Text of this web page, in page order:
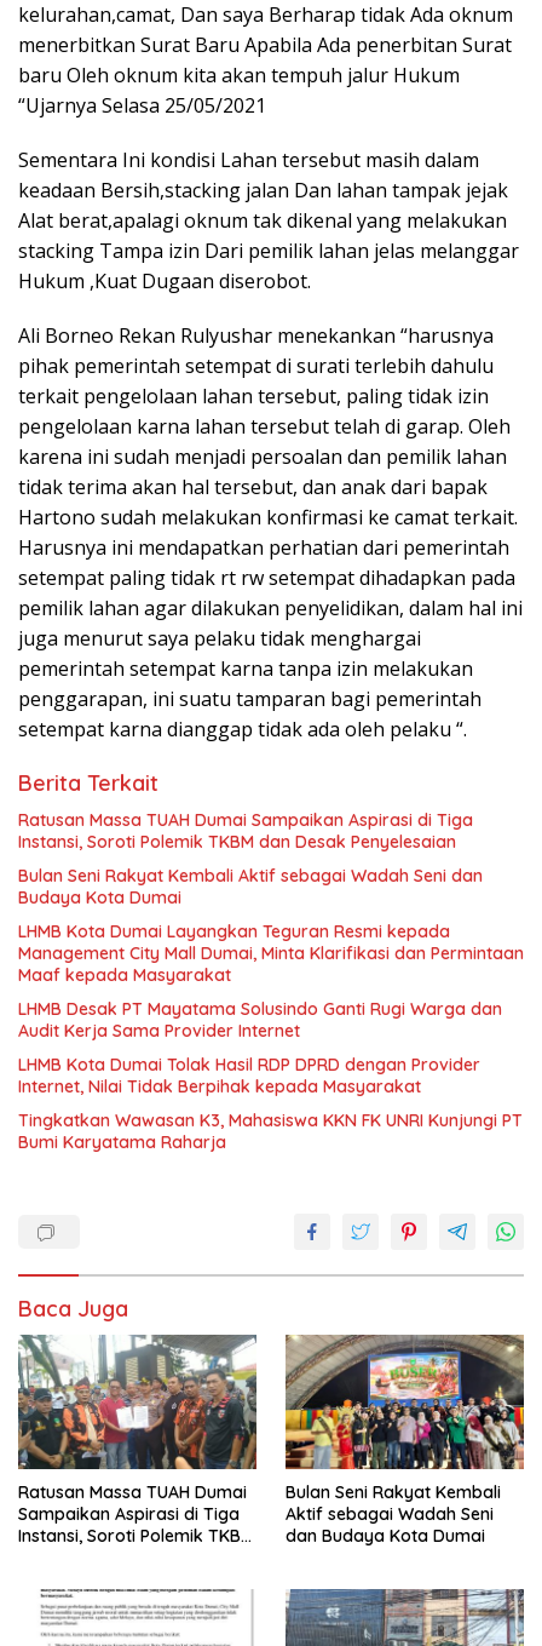
kelurahan,camat, Dan saya Berharap tidak Ada oknum
menerbitkan Surat Baru Apabila Ada penerbitan Surat
baru Oleh oknum kita akan tempuh jalur Hukum
“Ujarnya Selasa 25/05/2021
Sementara Ini kondisi Lahan tersebut masih dalam
keadaan Bersih,stacking jalan Dan lahan tampak jejak
Alat berat,apalagi oknum tak dikenal yang melakukan
stacking Tampa izin Dari pemilik lahan jelas melanggar
Hukum ,Kuat Dugaan diserobot.
Ali Borneo Rekan Rulyushar menekankan “harusnya
pihak pemerintah setempat di surati terlebih dahulu
terkait pengelolaan lahan tersebut, paling tidak izin
pengelolaan karna lahan tersebut telah di garap. Oleh
karena ini sudah menjadi persoalan dan pemilik lahan
tidak terima akan hal tersebut, dan anak dari bapak
Hartono sudah melakukan konfirmasi ke camat terkait.
Harusnya ini mendapatkan perhatian dari pemerintah
setempat paling tidak rt rw setempat dihadapkan pada
pemilik lahan agar dilakukan penyelidikan, dalam hal ini
juga menurut saya pelaku tidak menghargai
pemerintah setempat karna tanpa izin melakukan
penggarapan, ini suatu tamparan bagi pemerintah
setempat karna dianggap tidak ada oleh pelaku “.
Berita Terkait
Ratusan Massa TUAH Dumai Sampaikan Aspirasi di Tiga
Instansi, Soroti Polemik TKBM dan Desak Penyelesaian
Bulan Seni Rakyat Kembali Aktif sebagai Wadah Seni dan
Budaya Kota Dumai
LHMB Kota Dumai Layangkan Teguran Resmi kepada
Management City Mall Dumai, Minta Klarifikasi dan Permintaan
Maaf kepada Masyarakat
LHMB Desak PT Mayatama Solusindo Ganti Rugi Warga dan
Audit Kerja Sama Provider Internet
LHMB Kota Dumai Tolak Hasil RDP DPRD dengan Provider
Internet, Nilai Tidak Berpihak kepada Masyarakat
Tingkatkan Wawasan K3, Mahasiswa KKN FK UNRI Kunjungi PT
Bumi Karyatama Raharja
Baca Juga
Ratusan Massa TUAH Dumai
Sampaikan Aspirasi di Tiga
Instansi, Soroti Polemik TKBM
Bulan Seni Rakyat Kembali
Aktif sebagai Wadah Seni
dan Budaya Kota Dumai